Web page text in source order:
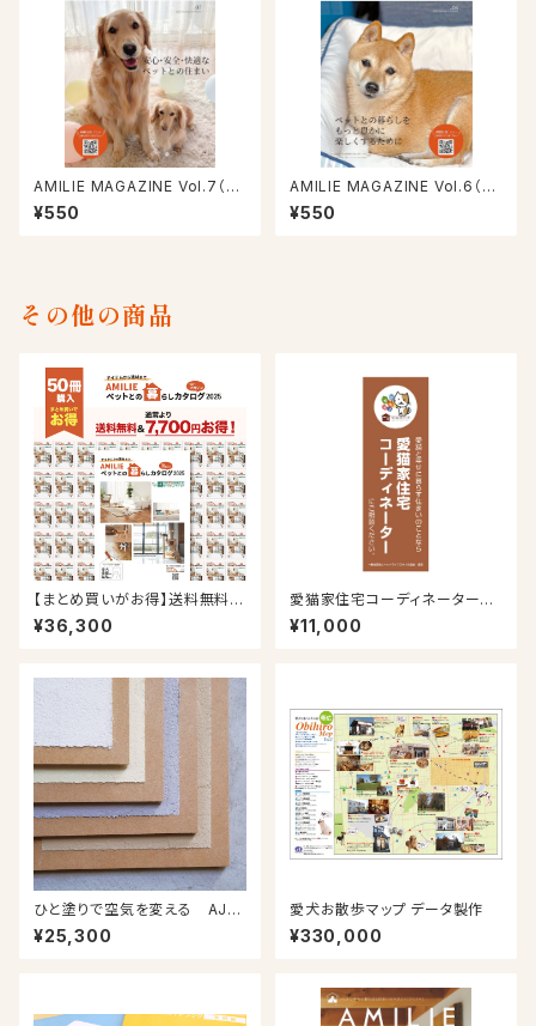
AMILIE MAGAZINE Vol.7（20
23/9/30号）
¥550
AMILIE MAGAZINE Vol.6（20
23/3/30号）
¥550
その他の商品
【まとめ買いがお得】送料無料！
事業者向け50冊パック！AMILIE
ペットとの暮らしカタログforマ
¥36,300
愛猫家住宅コーディネーターノ
ボリ旗 5枚セット
¥11,000
ひと塗りで空気を変える AJペ
ットウォール
¥25,300
愛犬お散歩マップ データ製作
¥330,000